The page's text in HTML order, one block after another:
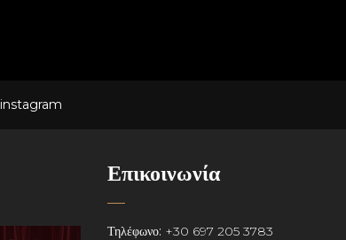
instagram
Επικοινωνία
Τηλέφωνο: +30 697 205 3783